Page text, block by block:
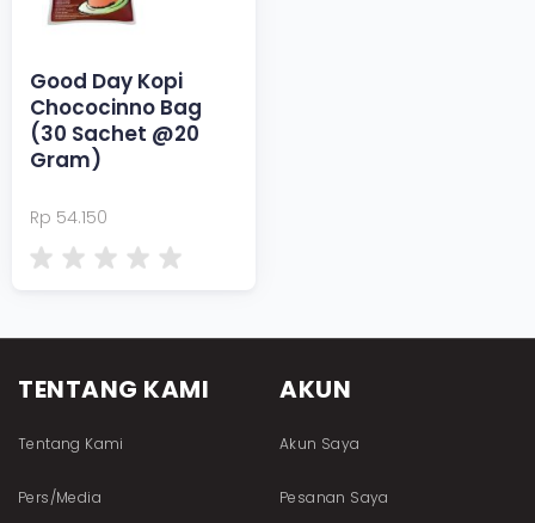
Good Day Kopi
Chococinno Bag
(30 Sachet @20
Gram)
Rp 54.150
TENTANG KAMI
Tentang Kami
Pers/Media
AKUN
Akun Saya
Pesanan Saya